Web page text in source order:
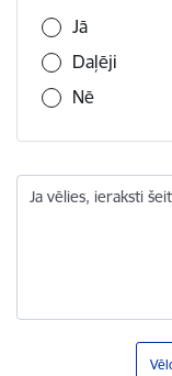
Jā
Daļēji
Nē
Ja vēlies, ieraksti